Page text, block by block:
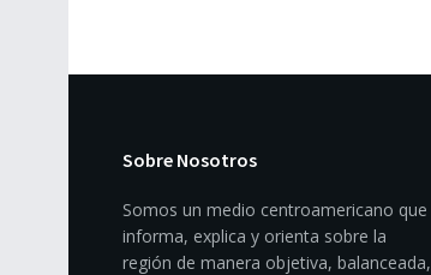
Sobre Nosotros
Somos un medio centroamericano que
informa, explica y orienta sobre la
región de manera objetiva, balanceada,